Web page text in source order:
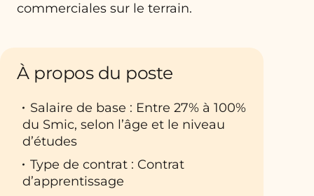
commerciales sur le terrain.
À propos du poste
Salaire de base : Entre 27% à 100%
du Smic, selon l’âge et le niveau
d’études
Type de contrat : Contrat
d’apprentissage